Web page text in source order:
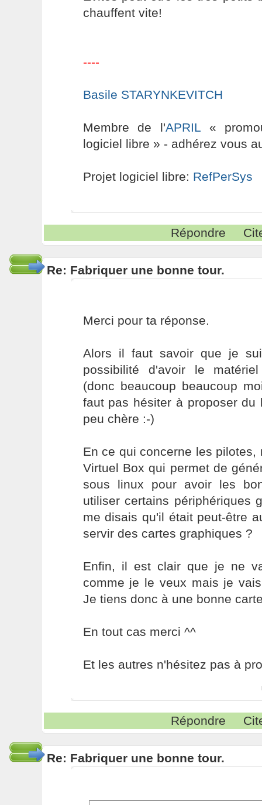
chauffent vite!
----
Basile STARYNKEVITCH
Membre de l'APRIL «
logiciel libre » - adhérez vous
Projet logiciel libre: RefPerSys
Répondre
Re: Fabriquer une bonne tour.
Merci pour ta réponse.
Alors il faut savoir que je
possibilité d'avoir le
(donc beaucoup beaucoup
faut pas hésiter à proposer
peu chère :-)
En ce qui concerne les pilotes,
Virtuel Box qui permet de
sous linux pour avoir les
utiliser certains périphériques
me disais qu'il était peut-être
servir des cartes graphiques ?
Enfin, il est clair que je ne
comme je le veux mais je
Je tiens donc à une bonne
En tout cas merci ^^
Et les autres n'hésitez pas à
Répondre
Re: Fabriquer une bonne tour.